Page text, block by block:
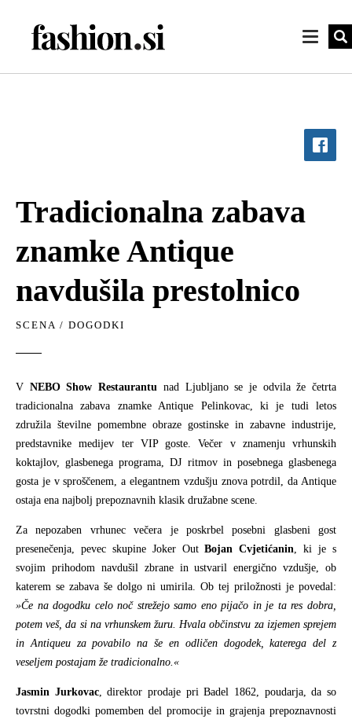
Tradicionalna zabava
znamke Antique
navdušila prestolnico
SCENA / DOGODKI
V NEBO Show Restaurantu nad Ljubljano se je odvila že četrta
tradicionalna zabava znamke Antique Pelinkovac, ki je tudi letos
združila številne pomembne obraze gostinske in zabavne industrije,
predstavnike medijev ter VIP goste. Večer v znamenju vrhunskih
koktajlov, glasbenega programa, DJ ritmov in posebnega glasbenega
gosta je v sproščenem, a elegantnem vzdušju znova potrdil, da Antique
ostaja ena najbolj prepoznavnih klasik družabne scene.
Za nepozaben vrhunec večera je poskrbel posebni glasbeni gost
presenečenja, pevec skupine Joker OutBojan Cvjetićanin, ki je s
svojim prihodom navdušil zbrane in ustvaril energično vzdušje, ob
katerem se zabava še dolgo ni umirila. Ob tej priložnosti je povedal:
»Če na dogodku celo noč strežejo samo eno pijačo in je ta res dobra,
potem veš, da si na vrhunskem žuru. Hvala občinstvu za izjemen sprejem
in Antiqueu za povabilo na še en odličen dogodek, katerega del z
veseljem postajam že tradicionalno.«
Jasmin Jurkovac, direktor prodaje pri Badel 1862, poudarja, da so
tovrstni dogodki pomemben del promocije in grajenja prepoznavnosti